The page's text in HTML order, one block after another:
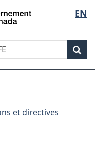
de
la
EN
et directives